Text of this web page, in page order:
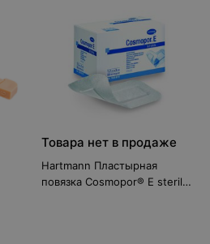
Товара нет в продаже
Hartmann Пластырная
повязка Cosmopor® E steril